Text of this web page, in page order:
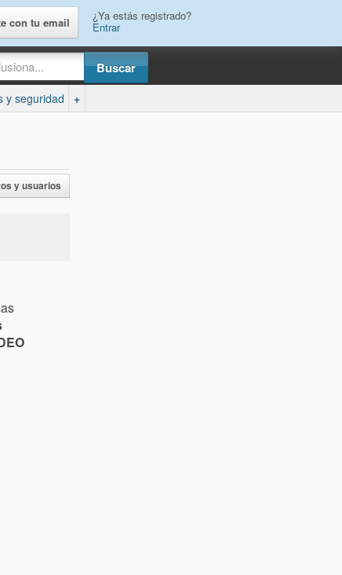
con tu email ¿Ya estás registrado?
Entrar
y seguridad +
y usuarios